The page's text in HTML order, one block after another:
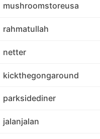
mushroomstoreusa
rahmatullah
netter
kickthegongaround
parksidediner
jalanjalan